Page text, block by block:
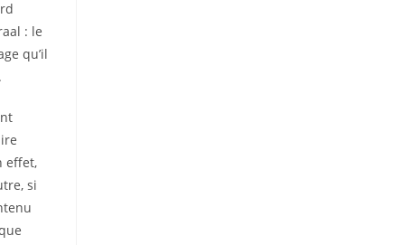
: le
qu’il
effet,
si